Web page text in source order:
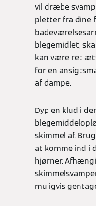
vil dræbe
pletter fra dine
blegemidlet,
kan være ret
for en
af dampe.
Dyp en klud i
skimmel af.
at komme ind i
hjørner.
muligvis